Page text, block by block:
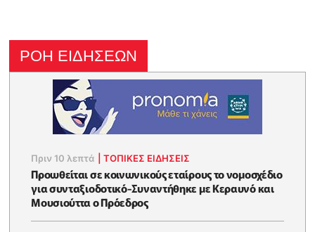
ΡΟΗ ΕΙΔΗΣΕΩΝ
Πριν 10 λεπτά |ΤΟΠΙΚΕΣ ΕΙΔΗΣΕΙΣ
Προωθείται σε κοινωνικούς εταίρους το νομοσχέδιο
για συνταξιοδοτικό-Συναντήθηκε με Κεραυνό και
Μουσιούττα ο Πρόεδρος